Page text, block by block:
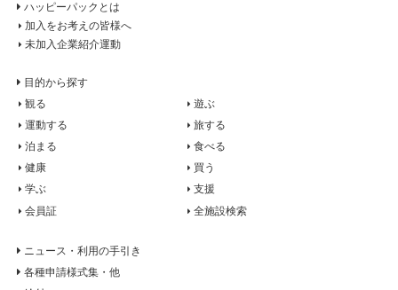
ハッピーパックとは
加入をお考えの皆様へ
未加入企業紹介運動
目的から探す
観る
遊ぶ
運動する
旅する
泊まる
食べる
健康
買う
学ぶ
支援
会員証
全施設検索
ニュース・利用の手引き
各種申請様式集・他